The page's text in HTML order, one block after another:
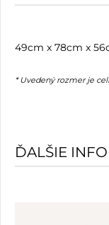
49cm x 78cm x
* Uvedený rozmer je
ĎALŠIE